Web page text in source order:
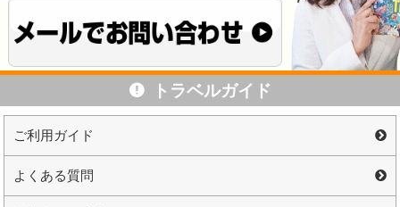
トラベルガイド
ご利用ガイド
よくある質問